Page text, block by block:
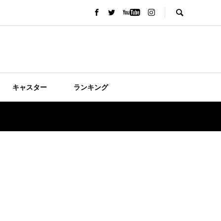
キャスター ランキング